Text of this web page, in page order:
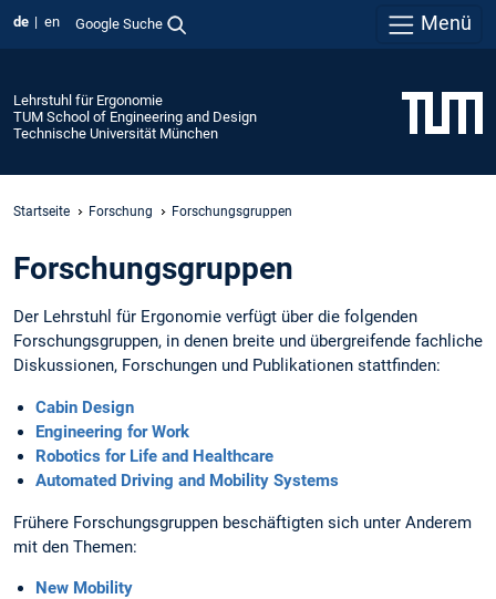
de en Google Suche Menü
Lehrstuhl für Ergonomie
TUM School of Engineering and Design
Technische Universität München
Startseite Forschung Forschungsgruppen
Forschungsgruppen
Der Lehrstuhl für Ergonomie verfügt über die folgenden
Forschungsgruppen, in denen breite und übergreifende fachliche
Diskussionen, Forschungen und Publikationen stattfinden:
Cabin Design
Engineering for Work
Robotics for Life and Healthcare
Automated Driving and Mobility Systems
Frühere Forschungsgruppen beschäftigten sich unter Anderem
mit den Themen:
New Mobility